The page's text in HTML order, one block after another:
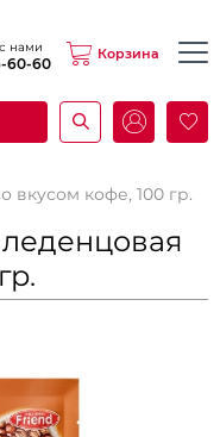
нами
60-60
Корзина
вкусом кофе, 100 гр.